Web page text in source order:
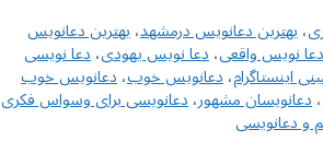
،بهترین دعانویس درمشهد،بهترین دعانویس
دعا نویس واقعی،دعا نویس یهودی،دعا نویسی
اینستاگرام،دعانویس خوب،دعانویس خوب
،دعانویسان مشهور،دعانویسی برای وسواس فکری
و دعانویسی